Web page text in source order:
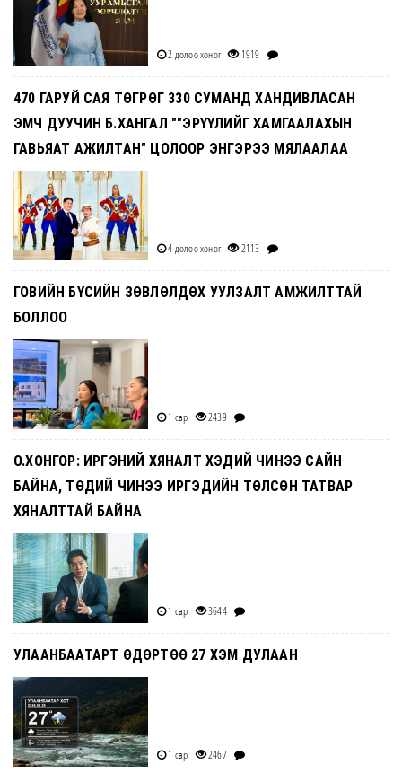
2 долоо хоног 1919
470 ГАРУЙ САЯ ТӨГРӨГ 330 СУМАНД ХАНДИВЛАСАН
ЭМЧ ДУУЧИН Б.ХАНГАЛ ""ЭРҮҮЛИЙГ ХАМГААЛАХЫН
ГАВЬЯАТ АЖИЛТАН" ЦОЛООР ЭНГЭРЭЭ МЯЛААЛАА
4 долоо хоног 2113
ГОВИЙН БҮСИЙН ЗӨВЛӨЛДӨХ УУЛЗАЛТ АМЖИЛТТАЙ
БОЛЛОО
1 сар 2439
О.ХОНГОР: ИРГЭНИЙ ХЯНАЛТ ХЭДИЙ ЧИНЭЭ САЙН
БАЙНА, ТӨДИЙ ЧИНЭЭ ИРГЭДИЙН ТӨЛСӨН ТАТВАР
ХЯНАЛТТАЙ БАЙНА
1 сар 3644
УЛААНБААТАРТ ӨДӨРТӨӨ 27 ХЭМ ДУЛААН
1 сар 2467